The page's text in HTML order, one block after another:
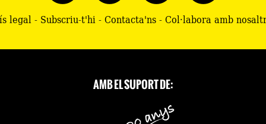
legal- Subscriu-t'hi-Contacta'ns-Col·labora amb
AMB EL SUPORT DE: